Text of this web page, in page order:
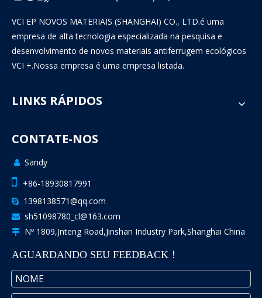
VCI EP NOVOS MATERIAIS (SHANGHAI) CO., LTD.é uma
empresa de alta tecnologia especializada na pesquisa e
desenvolvimento de novos materiais antiferrugem ecológicos
VCI +.Nossa empresa é uma empresa listada.
LINKS RÁPIDOS
CONTATE-NOS
 Sandy
 +86-18930817991
 1398138571@qq.com
 sh51098780_cl@163.com
 Nº 1809,Jnteng Road,Jinshan Industry Park,Shanghai China
AGUARDANDO SEU FEEDBACK！